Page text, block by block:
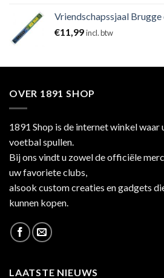
Vriendschapssjaal Brugge
€11,99incl. btw
OVER 1891 SHOP
1891 Shop is de internet winkel waar
voetbal spullen.
Bij ons vindt u zowel de officiële
uw favoriete clubs,
alsook custom creaties en gadgets
kunnen kopen.
LAATSTE NIEUWS